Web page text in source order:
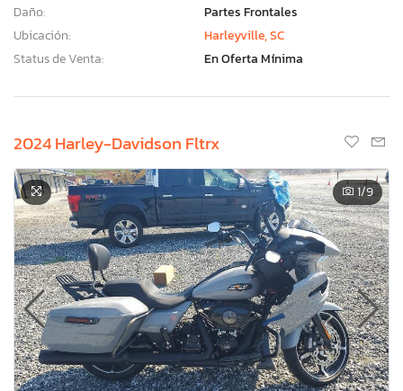
Daño:
Partes Frontales
Ubicación:
Harleyville, SC
Status de Venta:
En Oferta Mínima
2024 Harley-Davidson Fltrx
1/9